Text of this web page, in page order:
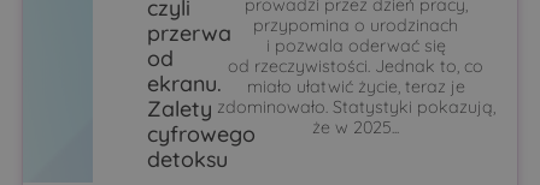
czyli
przerwa
od
ekranu.
Zalety
cyfrowego
detoksu
prowadzi przez dzień pracy,
przypomina o urodzinach
i pozwala oderwać się
od rzeczywistości. Jednak to, co
miało ułatwić życie, teraz je
zdominowało. Statystyki pokazują,
że w 2025...